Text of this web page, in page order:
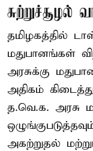
சுற்றுச்சூழல்
தமிழகத்தில்
மதுபானங்கள்
அரசுக்கு
அதிகம்
த.வெ.க. அரசு
அகற்றுதல்